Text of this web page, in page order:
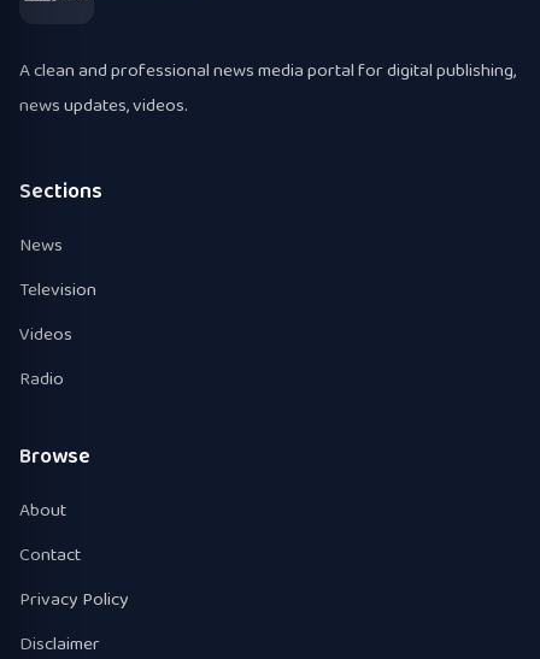
A clean and professional news media portal for digital publishing,
news updates, videos.
Sections
News
Television
Videos
Radio
Browse
About
Contact
Privacy Policy
Disclaimer